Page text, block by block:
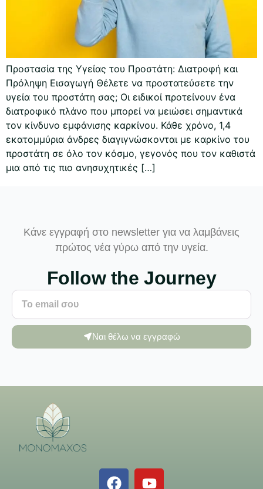
Προστασία της Υγείας του Προστάτη: Διατροφή και
Πρόληψη Εισαγωγή Θέλετε να προστατεύσετε την
υγεία του προστάτη σας; Οι ειδικοί προτείνουν ένα
διατροφικό πλάνο που μπορεί να μειώσει σημαντικά
τον κίνδυνο εμφάνισης καρκίνου. Κάθε χρόνο, 1,4
εκατομμύρια άνδρες διαγιγνώσκονται με καρκίνο του
προστάτη σε όλο τον κόσμο, γεγονός που τον καθιστά
μια από τις πιο ανησυχητικές […]
Κάνε εγγραφή στο newsletter για να λαμβάνεις
πρώτος νέα γύρω από την υγεία.
Follow the Journey
Ναι θέλω να εγγραφώ